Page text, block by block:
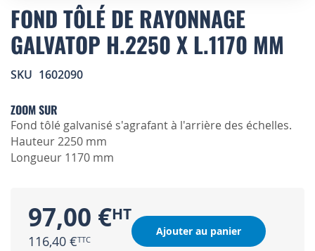
to
the
beginning
of
images
FOND TÔLÉ DE RAYONNAGE
GALVATOP H.2250 X L.1170 MM
SKU 1602090
ZOOM SUR
Fond tôlé galvanisé s'agrafant à l'arrière des échelles.
Hauteur 2250 mm
Longueur 1170 mm
97,00 €
116,40 €
Ajouter au panier